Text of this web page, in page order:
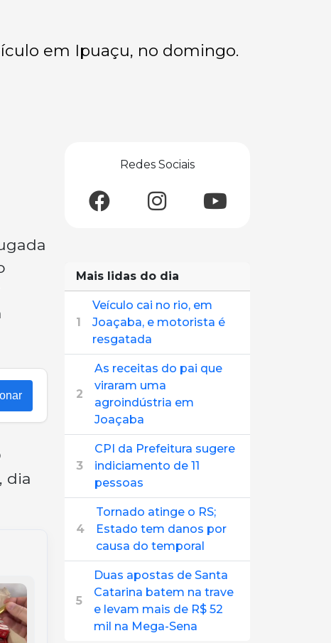
em Ipuaçu, no domingo.
dia
Redes Sociais
Mais lidas do dia
1
Veículo cai no rio, em
Joaçaba, e motorista é
resgatada
2
As receitas do pai que
viraram uma
agroindústria em
Joaçaba
3
CPI da Prefeitura sugere
indiciamento de 11
pessoas
4
Tornado atinge o RS;
Estado tem danos por
causa do temporal
5
Duas apostas de Santa
Catarina batem na trave
e levam mais de R$ 52
mil na Mega-Sena